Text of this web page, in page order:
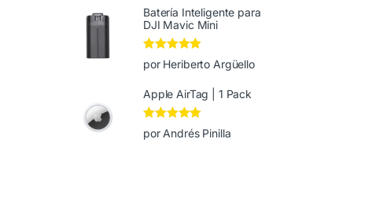
Batería Inteligente para
DJI Mavic Mini
Valorado en
5
de 5
por Heriberto Argüello
Apple AirTag | 1 Pack
Valorado en
5
de 5
por Andrés Pinilla